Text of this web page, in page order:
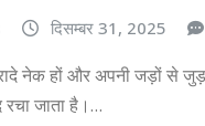
दिसम्बर 31, 2025
नेक हों और अपनी जड़ों से
जाता है।…